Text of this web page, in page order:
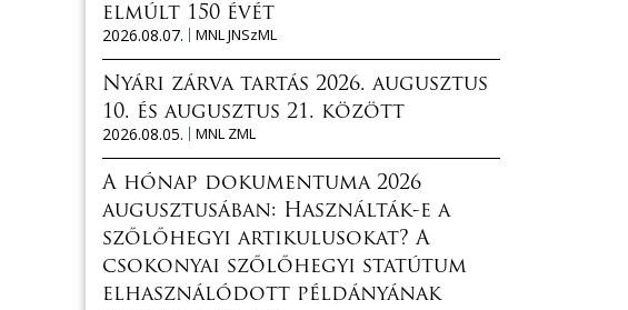
elmúlt 150 évét
2026.08.07.
MNL JNSzML
Nyári zárva tartás 2026. augusztus
10. és augusztus 21. között
2026.08.05.
MNL ZML
A hónap dokumentuma 2026
augusztusában: Használták-e a
szőlőhegyi artikulusokat? A
csokonyai szőlőhegyi statútum
elhasználódott példányának